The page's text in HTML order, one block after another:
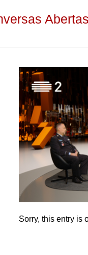
Sorry, this entry is